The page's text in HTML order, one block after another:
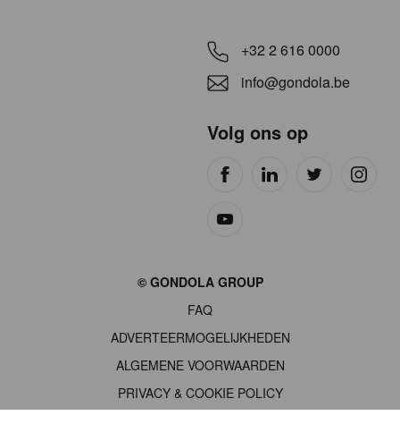
+32 2 616 0000
info@gondola.be
Volg ons op
© GONDOLA GROUP
FAQ
ADVERTEERMOGELIJKHEDEN
ALGEMENE VOORWAARDEN
PRIVACY & COOKIE POLICY